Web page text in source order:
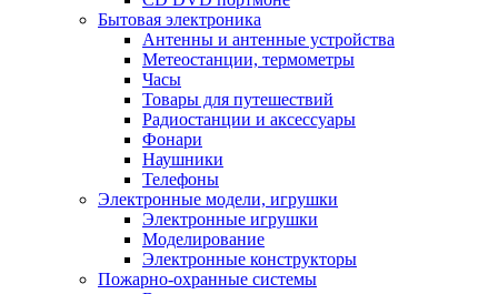
Бытовая электроника
Антенны и антенные устройства
Метеостанции, термометры
Часы
Товары для путешествий
Радиостанции и аксессуары
Фонари
Наушники
Телефоны
Электронные модели, игрушки
Электронные игрушки
Моделирование
Электронные конструкторы
Пожарно-охранные системы